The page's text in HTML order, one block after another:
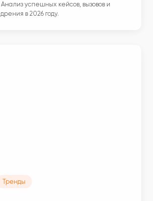
успешных кейсов, вызовов и
в 2026 году.
Тренды